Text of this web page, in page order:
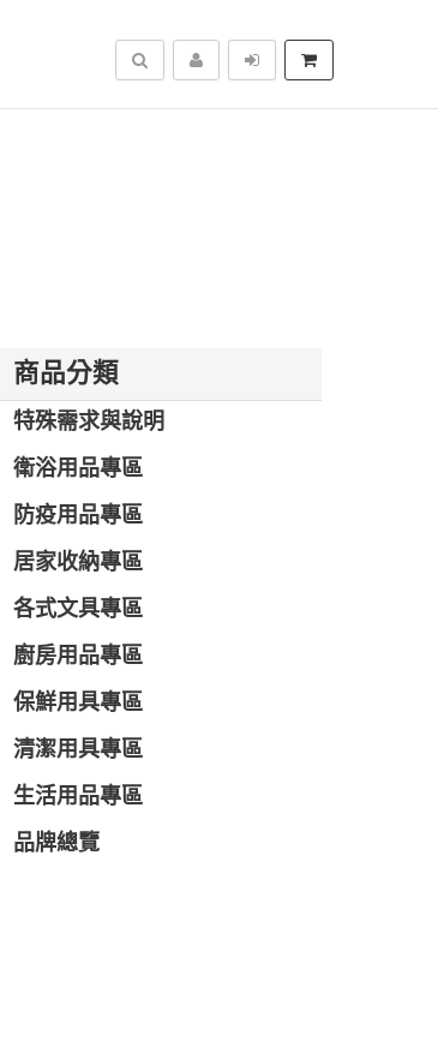
搜尋
商品分類
特殊需求與說明
衛浴用品專區
防疫用品專區
居家收納專區
各式文具專區
廚房用品專區
保鮮用具專區
清潔用具專區
生活用品專區
品牌總覽